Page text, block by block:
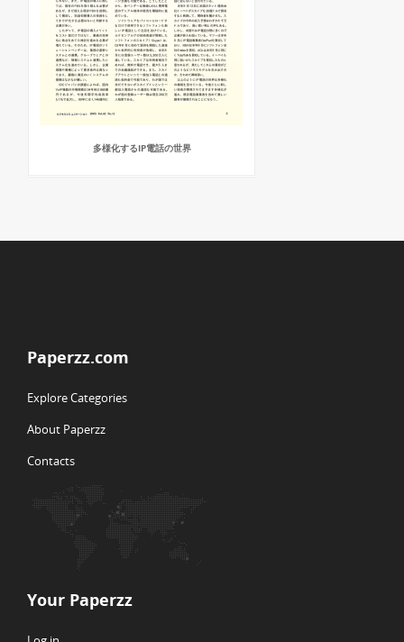
多様化するIP電話の世界
Paperzz.com
Explore Categories
About Paperzz
Contacts
Your Paperzz